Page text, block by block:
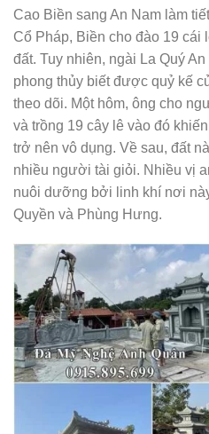
Cao Biền sang An Nam làm
Cổ Pháp, Biền cho đào 19 cái
đất. Tuy nhiên, ngài La Quý
phong thủy biết được quỷ kế
theo dõi. Một hôm, ông cho
và trồng 19 cây lê vào đó
trở nên vô dụng. Về sau, đất
nhiều người tài giỏi. Nhiều vị
nuôi dưỡng bởi linh khí nơi
Quyền và Phùng Hưng.